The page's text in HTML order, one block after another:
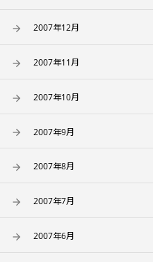
2007年12月
2007年11月
2007年10月
2007年9月
2007年8月
2007年7月
2007年6月